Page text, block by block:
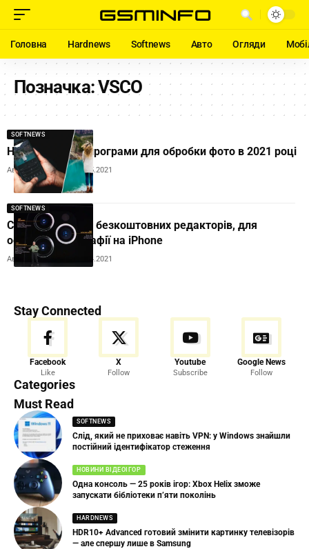
Головна Hardnews Softnews Авто Огляди
Позначка:VSCO
SOFTNEWS
Названо кращі програми для обробки фото в 2021 році
Автор: Ihor Tolubyak 05.05.2021
SOFTNEWS
Складено ТОП-5 безкоштовних редакторів, для
обробки фотографії на iPhone
Автор: Ihor Tolubyak 21.04.2021
Stay Connected
Facebook
Like
X
Follow
Youtube
Subscribe
Google News
Follow
Categories
Must Read
SOFTNEWS
Слід, який не приховає навіть VPN: у Windows знайшли
постійний ідентифікатор стеження
НОВИНИ ВІДЕОІГОР
Одна консоль — 25 років ігор: Xbox Helix зможе
запускати бібліотеки п’яти поколінь
HARDNEWS
HDR10+ Advanced готовий змінити картинку телевізорів
— але спершу лише в Samsung